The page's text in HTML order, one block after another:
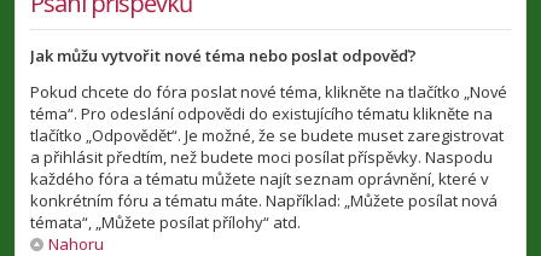
Jak můžu vytvořit nové téma nebo poslat odpověď?
Pokud chcete do fóra poslat nové téma, klikněte na tlačítko „Nové
téma“. Pro odeslání odpovědi do existujícího tématu klikněte na
tlačítko „Odpovědět“. Je možné, že se budete muset zaregistrovat
a přihlásit předtím, než budete moci posílat příspěvky. Naspodu
každého fóra a tématu můžete najít seznam oprávnění, které v
konkrétním fóru a tématu máte. Například: „Můžete posílat nová
témata“, „Můžete posílat přílohy“ atd.
Nahoru